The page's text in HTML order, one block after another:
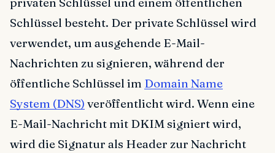
Schlüssel besteht. Der private Schlüssel wird
verwendet, um ausgehende E-Mail-
Nachrichten zu signieren, während der
öffentliche Schlüssel im Domain Name
System (DNS) veröffentlicht wird. Wenn eine
E-Mail-Nachricht mit DKIM signiert wird,
wird die Signatur als Header zur Nachricht